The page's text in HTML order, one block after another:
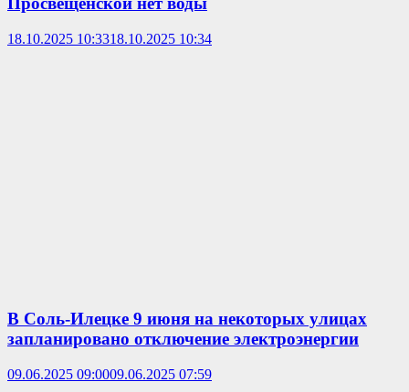
18.10.2025 10:3318.10.2025 10:34
В Соль-Илецке 9 июня на некоторых улицах
запланировано отключение электроэнергии
09.06.2025 09:0009.06.2025 07:59